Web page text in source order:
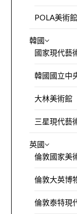
POLA美術館
韓國
國家現代藝
韓國國立中
大林美術館
三星現代藝
英國
倫敦國家美
倫敦大英博
倫敦泰特現